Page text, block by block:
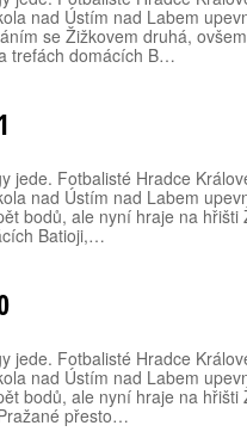
nad Ústím nad Labem
se Žižkovem druhá,
trefách domácích B…
jede. Fotbalisté Hradce
nad Ústím nad Labem
bodů, ale nyní hraje na
Batioji,…
jede. Fotbalisté Hradce
nad Ústím nad Labem
bodů, ale nyní hraje na hřišti
přesto…